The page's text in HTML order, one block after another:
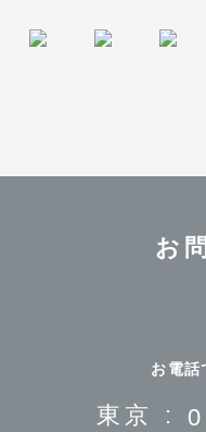
お
お電話
東京 :